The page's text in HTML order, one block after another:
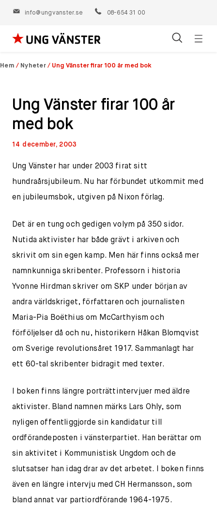
info@ungvanster.se 08-654 31 00
Hoppa
till
Hem / Nyheter / Ung Vänster firar 100 år med bok
Ung Vänster firar 100 år
med bok
14 december, 2003
Ung Vänster har under 2003 firat sitt
hundraårsjubileum. Nu har förbundet utkommit med
en jubileumsbok, utgiven på Nixon förlag.
Det är en tung och gedigen volym på 350 sidor.
Nutida aktivister har både grävt i arkiven och
skrivit om sin egen kamp. Men här finns också mer
namnkunniga skribenter. Professorn i historia
Yvonne Hirdman skriver om SKP under början av
andra världskriget, författaren och journalisten
Maria-Pia Boëthius om McCarthyism och
förföljelser då och nu, historikern Håkan Blomqvist
om Sverige revolutionsåret 1917. Sammanlagt har
ett 60-tal skribenter bidragit med texter.
I boken finns längre porträttintervjuer med äldre
aktivister. Bland namnen märks Lars Ohly, som
nyligen offentliggjorde sin kandidatur till
ordförandeposten i vänsterpartiet. Han berättar om
sin aktivitet i Kommunistisk Ungdom och de
slutsatser han idag drar av det arbetet. I boken finns
även en längre intervju med CH Hermansson, som
bland annat var partiordförande 1964-1975.